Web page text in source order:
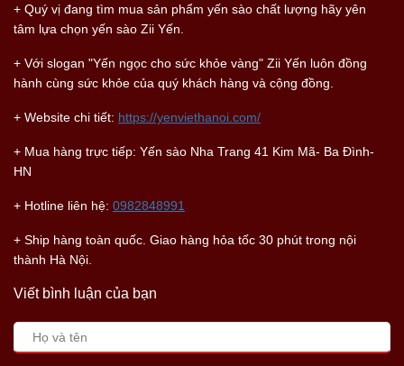
+ Quý vị đang tìm mua sản phẩm yến sào chất lượng hãy yên
tâm lựa chọn yến sào Zii Yến.
+ Với slogan "Yến ngọc cho sức khỏe vàng" Zii Yến luôn đồng
hành cùng sức khỏe của quý khách hàng và cộng đồng.
+ Website chi tiết: https://yenviethanoi.com/
+ Mua hàng trực tiếp: Yến sào Nha Trang 41 Kim Mã- Ba Đình-
HN
+ Hotline liên hệ: 0982848991
+ Ship hàng toàn quốc. Giao hàng hỏa tốc 30 phút trong nội
thành Hà Nội.
Viết bình luận của bạn